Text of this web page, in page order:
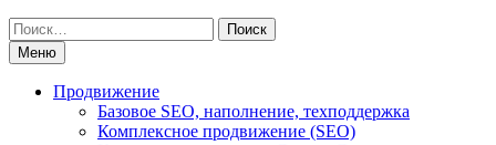
Меню
Продвижение
Базовое SEO, наполнение, техподдержка
Комплексное продвижение (SEO)